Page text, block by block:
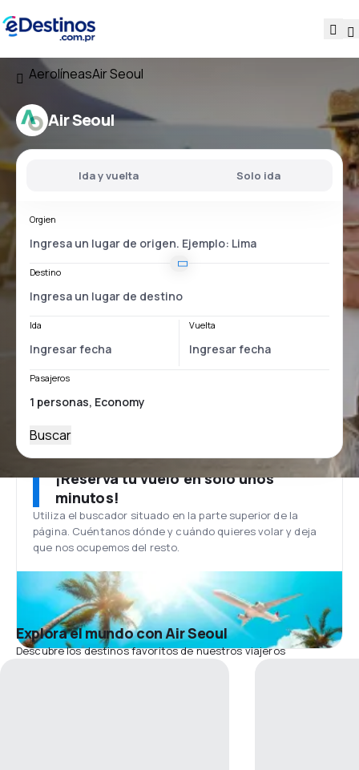
AerolíneasAir Seoul
Air Seoul
Ida y vuelta Solo ida
Orgien
Destino
Ida Vuelta
Pasajeros
Buscar
¡Reserva tu vuelo en solo unos
minutos!
Utiliza el buscador situado en la parte superior de la
página. Cuéntanos dónde y cuándo quieres volar y deja
que nos ocupemos del resto.
Explora el mundo con Air Seoul
Descubre los destinos favoritos de nuestros viajeros